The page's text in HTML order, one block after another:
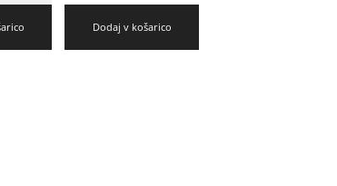
Dodaj v košarico